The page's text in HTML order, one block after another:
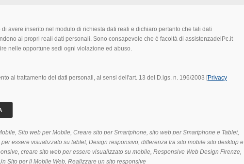
di avere inserito nel modulo di richiesta dati reali e dichiaro pertanto che tali dati
ai propri reali dati personali. Sono consapevole che è facoltà di assistenzadelPc.it
nelle opportune sedi ogni violazione ed abuso.
al trattamento dei dati personali, ai sensi dell'art. 13 del D.lgs. n. 196/2003 [Privacy
Sito web per Mobile, Creare sito per Smartphone, sito web per Smartphone e Tablet,
per essere visualizzato su tablet, Design responsivo, differenza tra sito mobile sito desktop e
creare sito web per essere visualizzato su mobile, Responsive Web Design Firenze,
Sito per il Mobile Web, Realizzare un sito responsive